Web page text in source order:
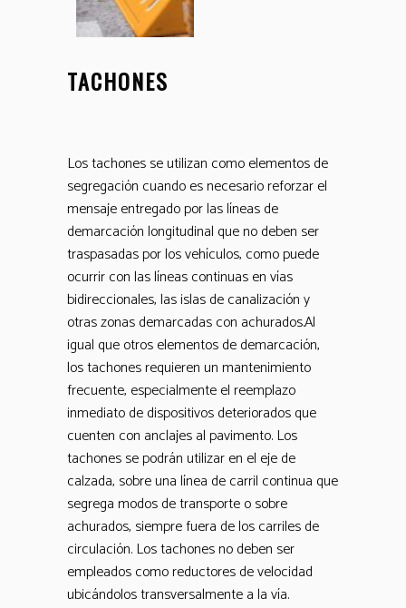
TACHONES
Los tachones se utilizan como elementos de
segregación cuando es necesario reforzar el
mensaje entregado por las líneas de
demarcación longitudinal que no deben ser
traspasadas por los vehículos, como puede
ocurrir con las líneas continuas en vías
bidireccionales, las islas de canalización y
otras zonas demarcadas con achurados.Al
igual que otros elementos de demarcación,
los tachones requieren un mantenimiento
frecuente, especialmente el reemplazo
inmediato de dispositivos deteriorados que
cuenten con anclajes al pavimento. Los
tachones se podrán utilizar en el eje de
calzada, sobre una línea de carril continua que
segrega modos de transporte o sobre
achurados, siempre fuera de los carriles de
circulación. Los tachones no deben ser
empleados como reductores de velocidad
ubicándolos transversalmente a la vía.